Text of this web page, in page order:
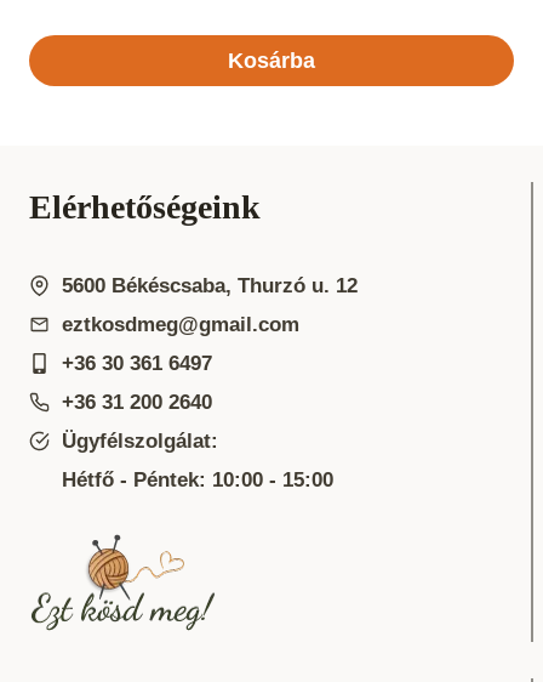
Kosárba
Elérhetőségeink
5600 Békéscsaba, Thurzó u. 12
eztkosdmeg@gmail.com
+36 30 361 6497
+36 31 200 2640
Ügyfélszolgálat:
Hétfő - Péntek: 10:00 - 15:00